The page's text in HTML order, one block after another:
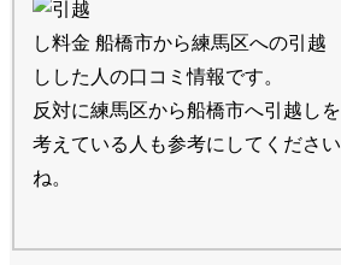
船橋市から練馬区への引越
しした人の口コミ情報です。
反対に練馬区から船橋市へ引越しを
考えている人も参考にしてください
ね。